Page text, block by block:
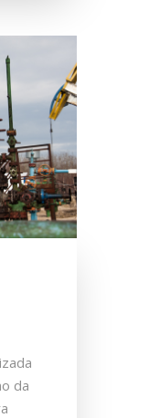
da